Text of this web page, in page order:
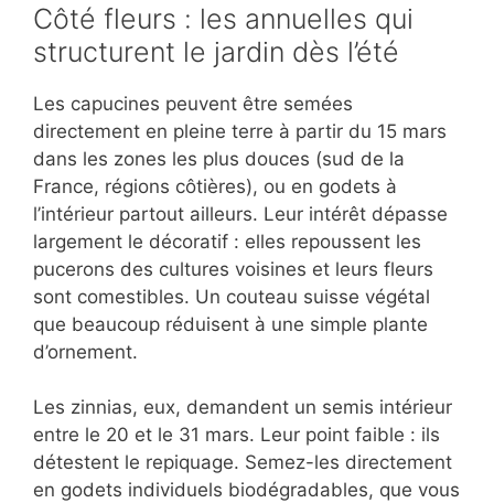
Côté fleurs : les annuelles qui
structurent le jardin dès l’été
Les capucines peuvent être semées
directement en pleine terre à partir du 15 mars
dans les zones les plus douces (sud de la
France, régions côtières), ou en godets à
l’intérieur partout ailleurs. Leur intérêt dépasse
largement le décoratif : elles repoussent les
pucerons des cultures voisines et leurs fleurs
sont comestibles. Un couteau suisse végétal
que beaucoup réduisent à une simple plante
d’ornement.
Les zinnias, eux, demandent un semis intérieur
entre le 20 et le 31 mars. Leur point faible : ils
détestent le repiquage. Semez-les directement
en godets individuels biodégradables, que vous